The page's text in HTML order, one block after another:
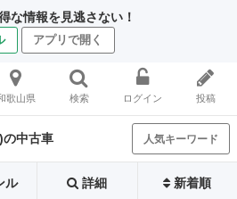
な情報を見逃さない！
アプリで開く
歌山県 検索 ログイン 投稿
の中古車 人気キーワード
ル 詳細 新着順